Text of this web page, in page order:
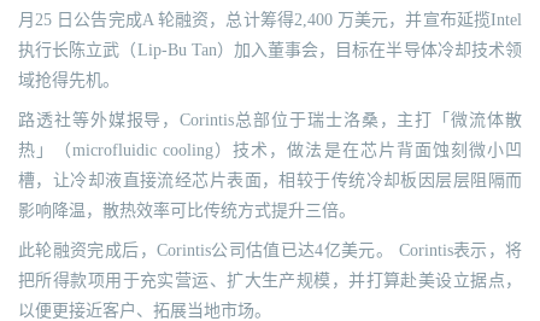
月25 日公告完成A 轮融资，总计筹得2,400 万美元，并宣布延揽Intel
执行长陈立武（Lip-Bu Tan）加入董事会，目标在半导体冷却技术领
域抢得先机。
路透社等外媒报导，Corintis总部位于瑞士洛桑，主打「微流体散
热」（microfluidic cooling）技术，做法是在芯片背面蚀刻微小凹
槽，让冷却液直接流经芯片表面，相较于传统冷却板因层层阻隔而
影响降温，散热效率可比传统方式提升三倍。
此轮融资完成后，Corintis公司估值已达4亿美元。 Corintis表示，将
把所得款项用于充实营运、扩大生产规模，并打算赴美设立据点，
以便更接近客户、拓展当地市场。